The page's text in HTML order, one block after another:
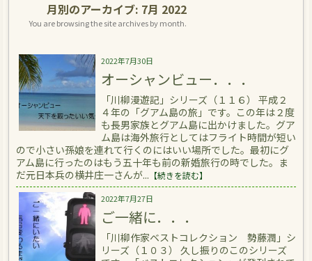
月別のアーカイブ: 7月 2022
You are browsing the site archives by month.
2022年7月30日
オーシャンビュー．．．
「川柳漫遊記」シリーズ（１１６） 平成２
４年の「グアム島の旅」です。この年は２度
も長男家族とグアム島に出かけました。グア
ム島は海外旅行としてはフライト時間が短い
ので小さい孫娘を連れて行くのにはいい場所でした。最初にグ
アム島に行ったのはもう五十年も前の新婚旅行の時でした。ま
だ元日本兵の横井庄一さんが... 【続きを読む】
2022年7月27日
ご一緒に．．．
「川柳作家ベストコレクション 勢藤潤」シ
リーズ（１０３） 久し振りのこのシリーズ